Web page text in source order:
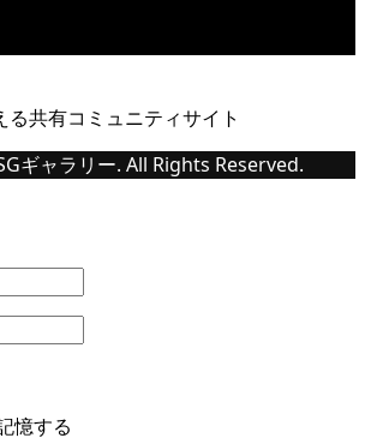
共有コミュニティサイト
ギャラリー. All Rights Reserved.
憶する